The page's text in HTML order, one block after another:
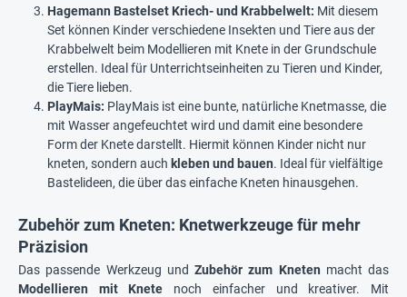
Hagemann Bastelset Kriech- und Krabbelwelt: Mit diesem
Set können Kinder verschiedene Insekten und Tiere aus der
Krabbelwelt beim Modellieren mit Knete in der Grundschule
erstellen. Ideal für Unterrichtseinheiten zu Tieren und Kinder,
die Tiere lieben.
PlayMais: PlayMais ist eine bunte, natürliche Knetmasse, die
mit Wasser angefeuchtet wird und damit eine besondere
Form der Knete darstellt. Hiermit können Kinder nicht nur
kneten, sondern auch kleben und bauen. Ideal für vielfältige
Bastelideen, die über das einfache Kneten hinausgehen.
Zubehör zum Kneten: Knetwerkzeuge für mehr
Präzision
Das passende Werkzeug und Zubehör zum Kneten macht das
Modellieren mit Knete noch einfacher und kreativer. Mit